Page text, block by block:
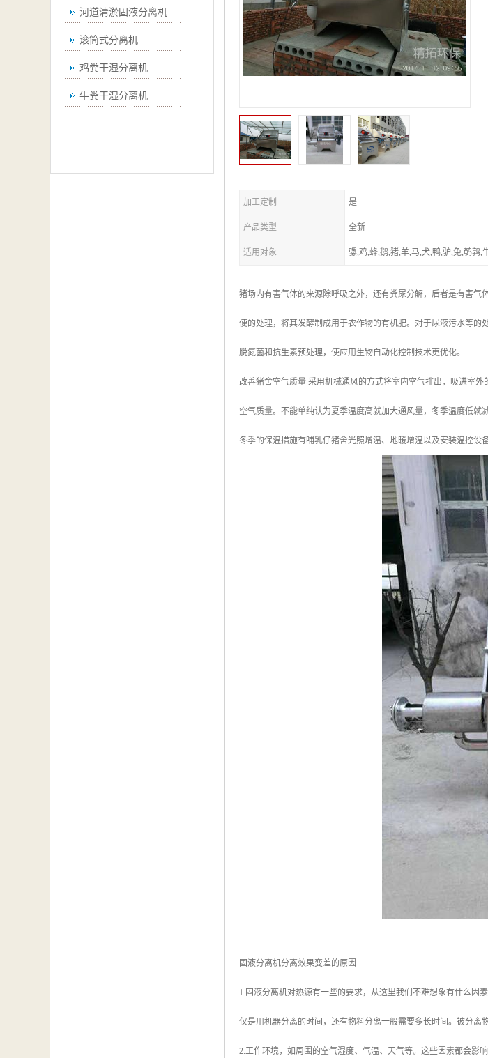
河道清淤固液分离机
滚筒式分离机
鸡粪干湿分离机
牛粪干湿分离机
加工定制 是
产品类型 全新
适用对象 骡,鸡,蜂,鹅,猪,羊,马,犬,鸭,驴,兔,鹌鹑,
猪场内有害气体的来源除呼吸之外，还有粪尿分解，后者是有害
便的处理，将其发酵制成用于农作物的有机肥。对于尿液污水等
脱氮菌和抗生素预处理，使应用生物自动化控制技术更优化。
改善猪舍空气质量 采用机械通风的方式将室内空气排出，吸进室
空气质量。不能单纯认为夏季温度高就加大通风量，冬季温度低就
冬季的保温措施有哺乳仔猪舍光照增温、地暖增温以及安装温控设
固液分离机分离效果变差的原因
1.固液分离机对热源有一些的要求，从这里我们不难想象有什么因
仅是用机器分离的时间，还有物料分离一般需要多长时间。被分离
2.工作环境，如周围的空气湿度、气温、天气等。这些因素都会影